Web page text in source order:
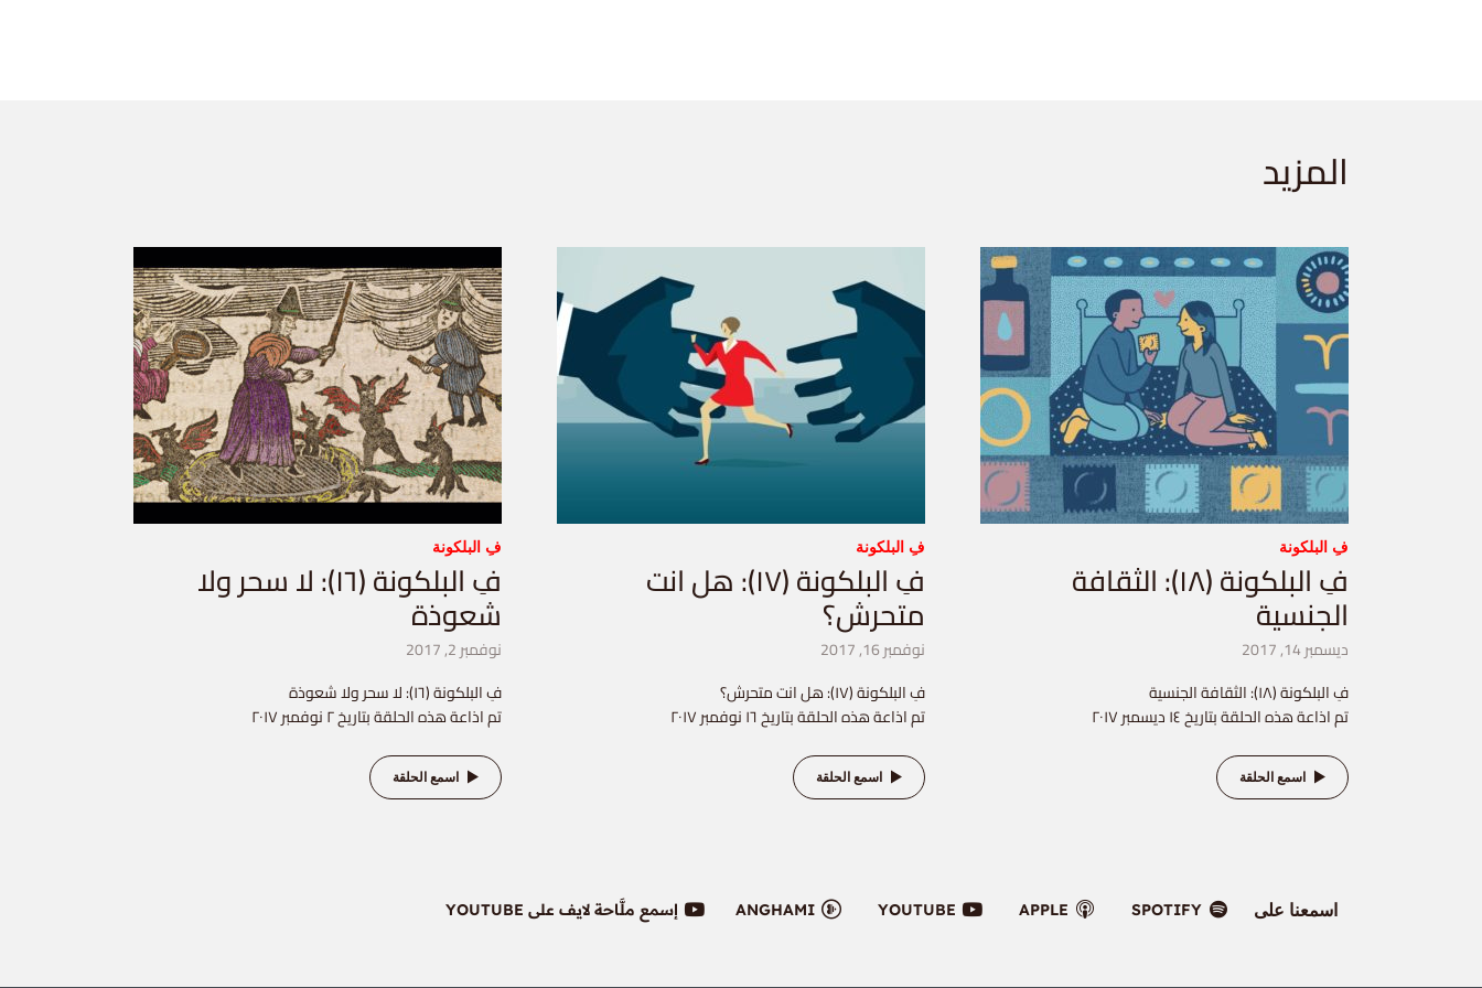
المزيد
فِ البلكونة
فِ البلكونة (١٨): الثقافة
الجنسية
ديسمبر 14, 2017
فِ البلكونة (١٨): الثقافة الجنسية
تم اذاعة هذه الحلقة بتاريخ ١٤ ديسمبر ٢٠١٧
اسمع الحلقة
فِ البلكونة
فِ البلكونة (١٧): هل انت
متحرش؟
نوفمبر 16, 2017
فِ البلكونة (١٧): هل انت متحرش؟
تم اذاعة هذه الحلقة بتاريخ ١٦ نوفمبر ٢٠١٧
اسمع الحلقة
فِ البلكونة
فِ البلكونة (١٦): لا سحر ولا
شعوذة
نوفمبر 2, 2017
فِ البلكونة (١٦): لا سحر ولا شعوذة
تم اذاعة هذه الحلقة بتاريخ ٢ نوفمبر ٢٠١٧
اسمع الحلقة
اسمعنا على SPOTIFY
APPLE
YOUTUBE
ANGHAMI إسمع ملَّاحة لايف على YOUTUBE